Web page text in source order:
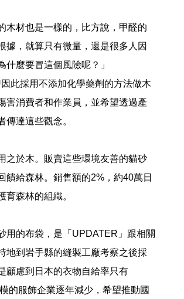
木材也是一樣的，比方說，甲醛的
據，就算只有微量，還是很多人因
什麼要冒這個風險呢？」
此採用不添加化學藥劑的方法做木
害消費者和作業員，並希望透過產
傳達這些觀念。
之於木。販賣這些環境友善的貓砂
饋給森林。銷售額的2%，約40萬日
育森林的組織。
用的布袋，是「UPDATER」跟相關
地到岩手縣的縫製工廠考察之後採
顧慮到日本的衣物自給率只有
的服飾企業逐年減少，希望推動國